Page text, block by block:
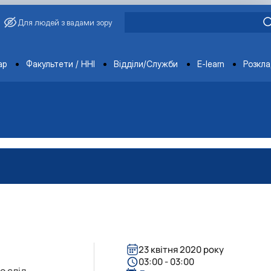
Для людей з вадами зору
Факультети / ННІ Відділи/Служби E-learn
центру "Ветмедсервіс"
23 квітня 2020 року
03:00 - 03:00